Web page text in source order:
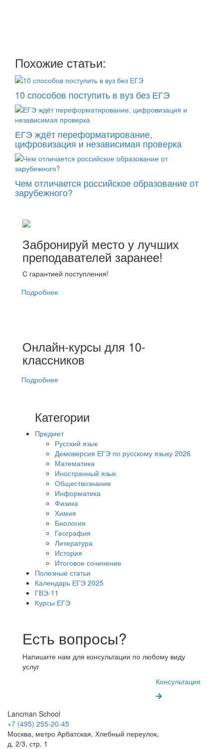
Похожие статьи:
10 способов поступить в вуз без ЕГЭ
ЕГЭ ждёт переформатирование,
цифровизация и независимая проверка
Чем отличается российское образование от
зарубежного?
Забронируй место у лучших
преподавателей заранее!
С гарантией поступления!
Подробнее
Онлайн-курсы для 10-
классников
Подробнее
Категории
Предмет
Русский язык
Демоверсия ЕГЭ по русскому языку 2026
Математика
Иностранный язык
Обществознание
Информатика
Физика
Химия
Биология
География
Литература
История
Итоговое сочинение
Полезные статьи
Календарь ЕГЭ 2025
ГВЭ-11
Курсы ЕГЭ
Есть вопросы?
Напишите нам для консультации по любому виду
услуг
Консультация
Lancman School
+7 (495) 255-20-45
Москва, метро Арбатская, Хлебный переулок,
д. 2/3, стр. 1